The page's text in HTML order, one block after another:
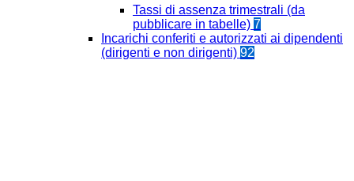
Tassi di assenza trimestrali (da
pubblicare in tabelle) 7
Incarichi conferiti e autorizzati ai dipendenti
(dirigenti e non dirigenti) 92